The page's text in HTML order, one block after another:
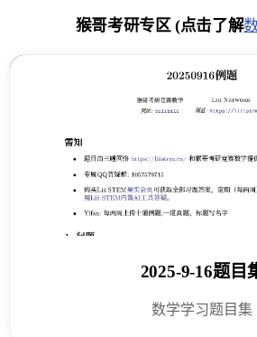
猴哥考研专区 (点击了解
2025-9-16题目
数学学习题目集